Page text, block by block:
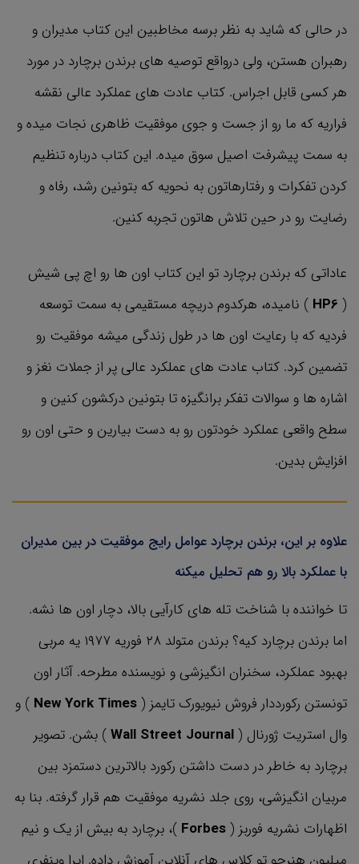
در حالی که شاید به نظر برسه مخاطبین این کتاب مدیران و
رهبران هستن، ولی درواقع توصیه های برندن برچارد در مورد
هر کسی قابل اجراس. کتاب عادت های عملکرد عالی نقشه
فراریه که ما رو از جست و جوی موفقیت ظاهری نجات میده و
به سمت پیشرفت اصیل سوق میده. این کتاب درباره تنظیم
کردن تفکرات و رفتارهاتون به نحویه که بتونین رشد، رفاه و
رضایت رو در حین تلاش هاتون تجربه کنین.
عاداتی که برندن برچارد تو این کتاب اون ها رو اچ پی شیش
(
) نامیده، هرکدوم دریچه مستقیمی به سمت توسعه
فردیه که با رعایت اون ها در طول زندگی میشه موفقیت رو
تضمین کرد. کتاب عادت های عملکرد عالی پر از جملات نغز و
اشاره ها و سوالات تفکر برانگیزه تا بتونین درکشون کنین و
سطح واقعی عملکرد خودتون رو به دست بیارین و حتی اون رو
افزایش بدین.
علاوه بر این، برندن برچارد عوامل رایج موفقیت در بین مدیران
با عملکرد بالا رو هم تحلیل میکنه
تا خواننده با شناخت تله های کارآیی بالا، دچار اون ها نشه.
اما برندن برچارد کیه؟ برندن متولد ۲۸ فوریه ۱۹۷۷ یه مربی
بهبود عملکرد، سخنران انگیزشی و نویسنده مطرحه. آثار اون
تونستن رکورددار فروش نیویورک تایمز (New York Times ) و
وال استریت ژورنال (Street Journal‌
) بشن. تصویر
برچارد به خاطر در دست داشتن رکورد بالاترین دستمزد بین
مربیان انگیزشی، روی جلد نشریه موفقیت هم قرار گرفته. بنا به
اظهارات نشریه فوربز (Forbes )، برچارد به بیش از یک و نیم